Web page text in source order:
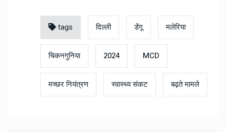
tags दिल्ली डेंगू मलेरिया
चिकनगुनिया 2024 MCD
मच्छर नियंत्रण स्वास्थ्य संकट बढ़ते मामले